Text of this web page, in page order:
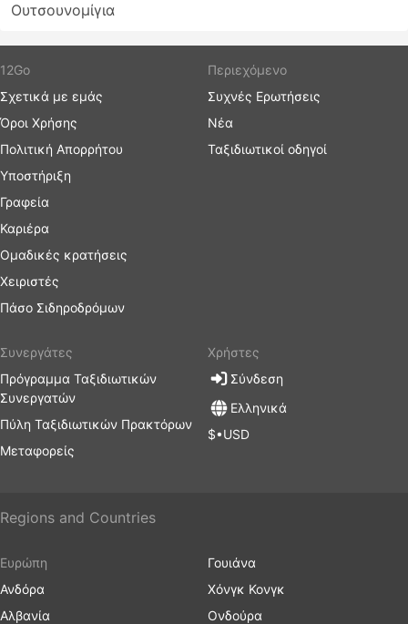
Ουτσουνομίγια
12Go
Σχετικά με εμάς
Όροι Χρήσης
Πολιτική Απορρήτου
Υποστήριξη
Γραφεία
Καριέρα
Ομαδικές κρατήσεις
Χειριστές
Πάσο Σιδηροδρόμων
Περιεχόμενο
Συχνές Ερωτήσεις
Νέα
Ταξιδιωτικοί οδηγοί
Συνεργάτες
Πρόγραμμα Ταξιδιωτικών
Συνεργατών
Πύλη Ταξιδιωτικών Πρακτόρων
Μεταφορείς
Χρήστες
Σύνδεση
Ελληνικά
$•USD
Regions and Countries
Ευρώπη
Ανδόρα
Αλβανία
Γουιάνα
Χόνγκ Κονγκ
Ονδούρα